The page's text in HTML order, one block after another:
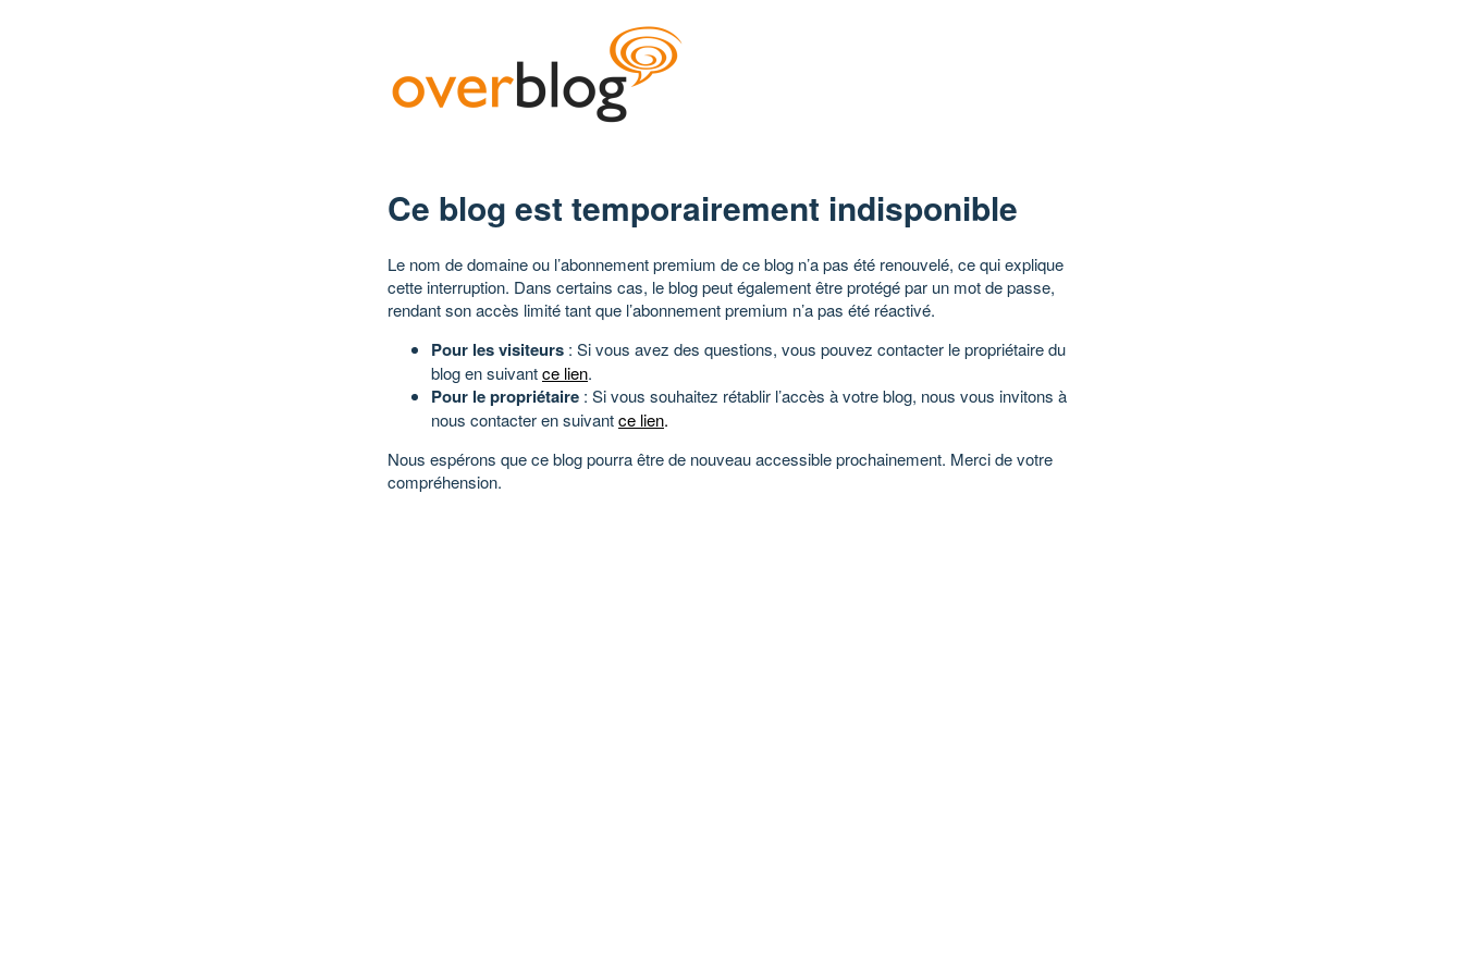
Ce blog est temporairement indisponible
Le nom de domaine ou l’abonnement premium de ce blog n’a pas été renouvelé, ce qui explique
cette interruption. Dans certains cas, le blog peut également être protégé par un mot de passe,
rendant son accès limité tant que l’abonnement premium n’a pas été réactivé.
Pour les visiteurs : Si vous avez des questions, vous pouvez contacter le propriétaire du
blog en suivantce lien.
Pour le propriétaire : Si vous souhaitez rétablir l’accès à votre blog, nous vous invitons à
nous contacter en suivantce lien.
Nous espérons que ce blog pourra être de nouveau accessible prochainement. Merci de votre
compréhension.